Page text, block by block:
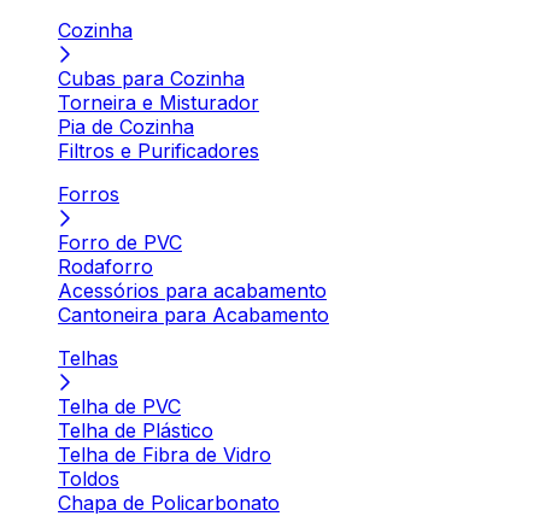
Cozinha
Cubas para Cozinha
Torneira e Misturador
Pia de Cozinha
Filtros e Purificadores
Forros
Forro de PVC
Rodaforro
Acessórios para acabamento
Cantoneira para Acabamento
Telhas
Telha de PVC
Telha de Plástico
Telha de Fibra de Vidro
Toldos
Chapa de Policarbonato